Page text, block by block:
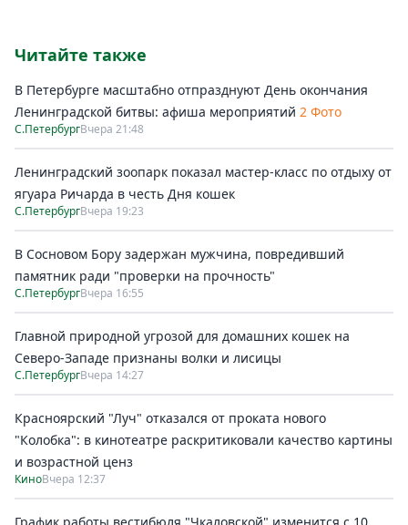
Читайте также
В Петербурге масштабно отпразднуют День окончания
Ленинградской битвы: афиша мероприятий 2 Фото
С.ПетербургВчера 21:48
Ленинградский зоопарк показал мастер-класс по отдыху от
ягуара Ричарда в честь Дня кошек
С.ПетербургВчера 19:23
В Сосновом Бору задержан мужчина, повредивший
памятник ради "проверки на прочность"
С.ПетербургВчера 16:55
Главной природной угрозой для домашних кошек на
Северо-Западе признаны волки и лисицы
С.ПетербургВчера 14:27
Красноярский "Луч" отказался от проката нового
"Колобка": в кинотеатре раскритиковали качество картины
и возрастной ценз
КиноВчера 12:37